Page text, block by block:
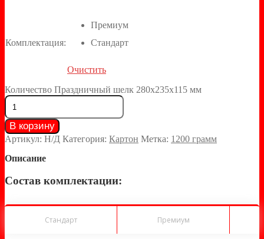
Комплектация:
Премиум
Стандарт
Очистить
Количество Праздничный шелк 280х235х115 мм
В корзину
Артикул: Н/Д Категория: Картон Метка: 1200 грамм
Описание
Состав комплектации:
Стандарт Премиум